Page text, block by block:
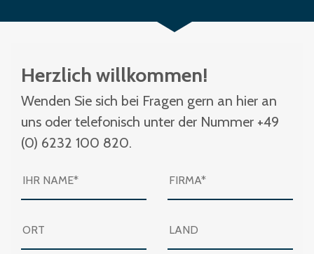
Herzlich willkommen!
Wenden Sie sich bei Fragen gern an hier an
uns oder telefonisch unter der Nummer +49
(0) 6232 100 820.